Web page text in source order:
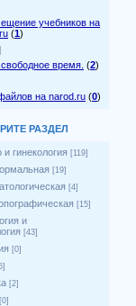
учебников на
(1)
время. (2)
на narod.ru (0)
РАЗДЕЛ
гинекология [119]
[19]
[4]
[15]
и
[43]
[0]
[2]
[0]